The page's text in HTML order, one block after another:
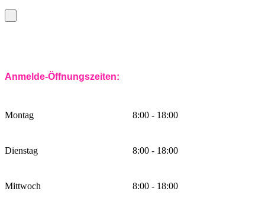
Anmelde-Öffnungszeiten:
Montag 8:00 - 18:00
Dienstag 8:00 - 18:00
Mittwoch 8:00 - 18:00